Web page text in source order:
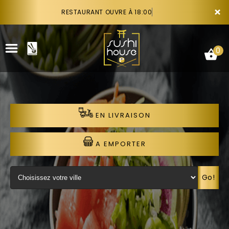
×
RESTAURANT OUVRE À 18:00
VOTRE COMPTE
NOTRE RESTAURANT
VOS AVIS
0
EN LIVRAISON
A EMPORTER
Go!